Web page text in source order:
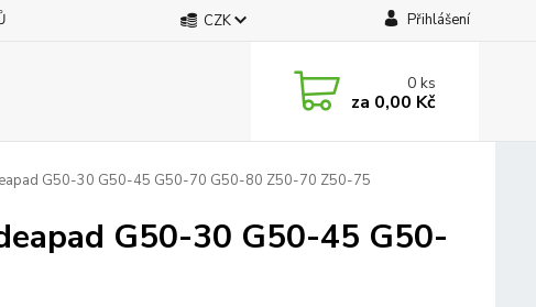
CZK Přihlášení
0ks
za 0,00 Kč
G50-30 G50-45 G50-70 G50-80 Z50-70 Z50-75
G50-30 G50-45 G50-